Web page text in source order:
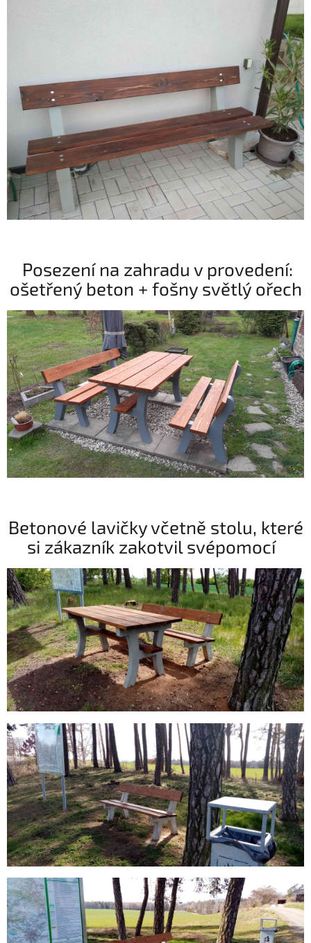
Posezení na zahradu v provedení:
ošetřený beton + fošny světlý ořech
Betonové lavičky včetně stolu, které
si zákazník zakotvil svépomocí